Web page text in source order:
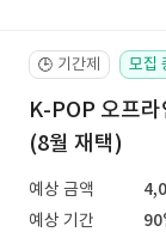
🕒 기간제 모집
K-POP 오프
(8월 재택)
예상 금액
예상 기간
90